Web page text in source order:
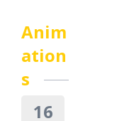
Anim
ation
s
16